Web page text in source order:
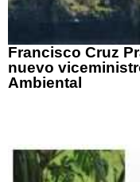
Francisco Cruz
nuevo
Ambiental